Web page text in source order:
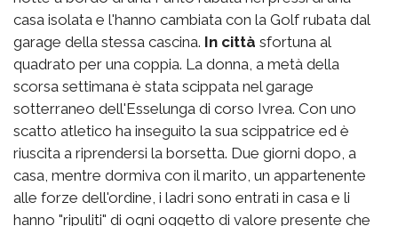
casa isolata e l'hanno cambiata con la Golf rubata dal
garage della stessa cascina. In città sfortuna al
quadrato per una coppia. La donna, a metà della
scorsa settimana è stata scippata nel garage
sotterraneo dell'Esselunga di corso Ivrea. Con uno
scatto atletico ha inseguito la sua scippatrice ed è
riuscita a riprendersi la borsetta. Due giorni dopo, a
casa, mentre dormiva con il marito, un appartenente
alle forze dell'ordine, i ladri sono entrati in casa e li
hanno "ripuliti" di ogni oggetto di valore presente che